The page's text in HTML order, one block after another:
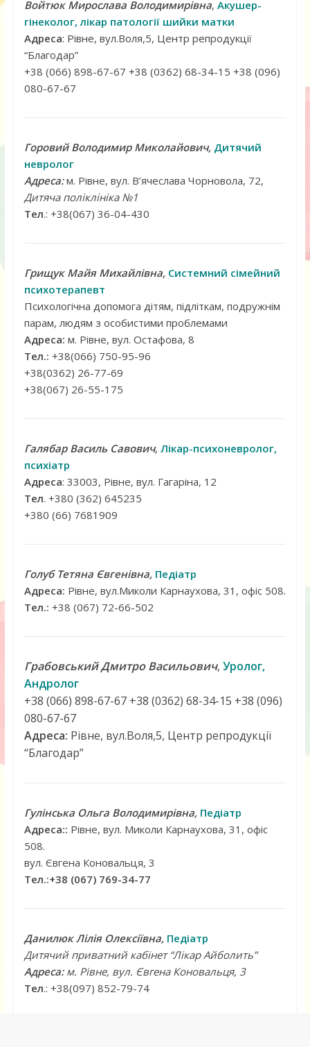
Войтюк Мирослава Володимирівна, Акушер-
гінеколог, лікар патології шийки матки
Адреса: Рівне, вул.Воля,5, Центр репродукції
“Благодар”
+38 (066) 898-67-67 +38 (0362) 68-34-15 +38 (096)
080-67-67
Горовий Володимир Миколайович, Дитячий
невролог
Адреса:м. Рівне, вул. В’ячеслава Чорновола, 72,
Дитяча поліклініка №1
Тел.: +38(067) 36-04-430
Грищук Майя Михайлівна,Системний сімейний
психотерапевт
Психологічна допомога дітям, підліткам, подружнім
парам, людям з особистими проблемами
Адреса: м. Рівне, вул. Остафова, 8
Тел.: +38(066) 750-95-96
+38(0362) 26-77-69
+38(067) 26-55-175
Галябар Василь Савович, Лікар-психоневролог,
психіатр
Адреса: 33003, Рівне, вул. Гагаріна, 12
Тел. +380 (362) 645235
+380 (66) 7681909
Голуб Тетяна Євгенівна, Педіатр
Адреса: Рівне, вул.Миколи Карнаухова, 31, офіс 508.
Тел.: +38 (067) 72-66-502
Грабовський Дмитро Васильович, Уролог,
Андролог
+38 (066) 898-67-67 +38 (0362) 68-34-15 +38 (096)
080-67-67
Адреса: Рівне, вул.Воля,5, Центр репродукції
“Благодар”
Гулінська Ольга Володимирівна, Педіатр
Адреса:: Рівне, вул. Миколи Карнаухова, 31, офіс
508.
вул. Євгена Коновальця, 3
Тел.:+38 (067) 769-34-77
Данилюк Лілія Олексіївна, Педіатр
Дитячий приватний кабінет “Лікар Айболить”
Адреса:м. Рівне, вул. Євгена Коновальця, 3
Тел.: +38(097) 852-79-74